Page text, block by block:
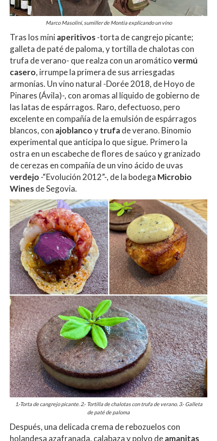
Marco Masolini, sumiller de Montia explicando un vino
Tras los miniaperitivos-torta de cangrejo picante;
galleta de paté de paloma, y tortilla de chalotas con
trufa de verano- que realza con un aromáticovermú
casero, irrumpe la primera de sus arriesgadas
armonías. Un vino natural -Dorée 2018, de Hoyo de
Pinares (Ávila)-, con aromas al líquido de gobierno de
las latas de espárragos. Raro, defectuoso, pero
excelente en compañía de la emulsión de espárragos
blancos, con ajoblancoytrufade verano. Binomio
experimental que anticipa lo que sigue. Primero la
ostra en un escabeche de flores de saúco y granizado
de cerezas en compañía de un vino ácido de uvas
verdejo -“Evolución 2012”-, de la bodega Microbio
Winesde Segovia.
1.-Torta de cangrejo picante. 2.- Tortilla de chalotas con trufa de verano. 3.- Galleta
de paté de paloma
Después, una delicada crema de rebozuelos con
holandesa azafranada, calabaza y polvo deamanitas